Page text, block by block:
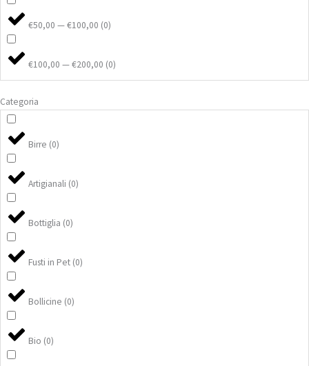
€50,00 — €100,00 (0)
€100,00 — €200,00 (0)
Categoria
Birre (0)
Artigianali (0)
Bottiglia (0)
Fusti in Pet (0)
Bollicine (0)
Bio (0)